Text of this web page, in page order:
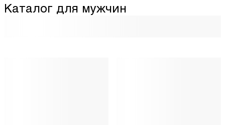
Каталог для мужчин